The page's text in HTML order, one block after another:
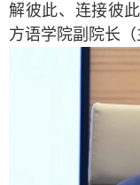
解彼此、连接彼
方语学院副院长（